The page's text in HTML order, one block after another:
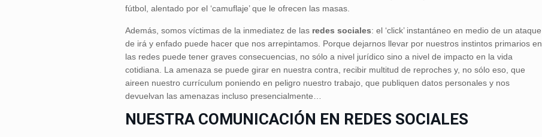
fútbol, alentado por el ‘camuflaje’ que le ofrecen las masas.
Además, somos víctimas de la inmediatez de las redes sociales: el ‘click’ instantáneo en medio de un ataque
de irá y enfado puede hacer que nos arrepintamos. Porque dejarnos llevar por nuestros instintos primarios en
las redes puede tener graves consecuencias, no sólo a nivel jurídico sino a nivel de impacto en la vida
cotidiana. La amenaza se puede girar en nuestra contra, recibir multitud de reproches y, no sólo eso, que
aireen nuestro currículum poniendo en peligro nuestro trabajo, que publiquen datos personales y nos
devuelvan las amenazas incluso presencialmente…
NUESTRA COMUNICACIÓN EN REDES SOCIALES